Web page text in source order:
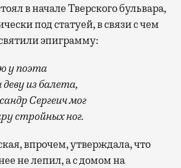
в начале Тверского бульвара,
под статуей, в связи с чем
эпиграмму:
у поэта
из балета,
Сергеич мог
стройных ног.
впрочем, утверждала, что
не лепил, а с домом на